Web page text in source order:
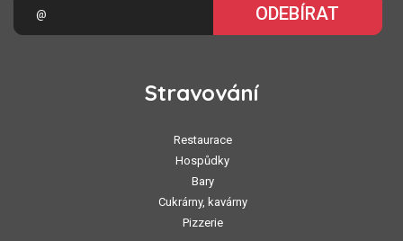
ODEBÍRAT
Stravování
Restaurace
Hospůdky
Bary
Cukrárny, kavárny
Pizzerie